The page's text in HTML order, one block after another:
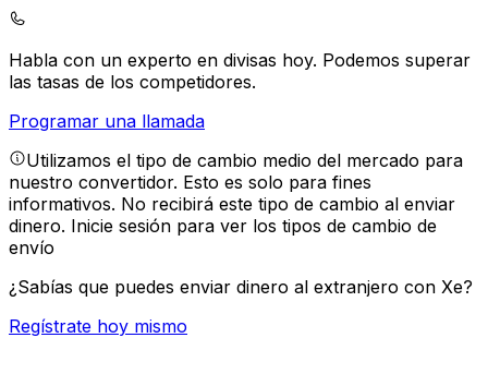
Habla con un experto en divisas hoy. Podemos superar
las tasas de los competidores.
Programar una llamada
Utilizamos el tipo de cambio medio del mercado para
nuestro convertidor. Esto es solo para fines
informativos. No recibirá este tipo de cambio al enviar
dinero. Inicie sesión para ver los tipos de cambio de
envío
¿Sabías que puedes enviar dinero al extranjero con Xe?
Regístrate hoy mismo